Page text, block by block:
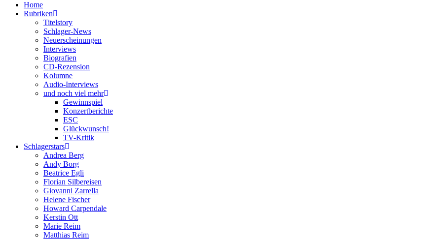
Home
Rubriken
Titelstory
Schlager-News
Neuerscheinungen
Interviews
Biografien
CD-Rezension
Kolumne
Audio-Interviews
und noch viel mehr
Gewinnspiel
Konzertberichte
ESC
Glückwunsch!
TV-Kritik
Schlagerstars
Andrea Berg
Andy Borg
Beatrice Egli
Florian Silbereisen
Giovanni Zarrella
Helene Fischer
Howard Carpendale
Kerstin Ott
Marie Reim
Matthias Reim